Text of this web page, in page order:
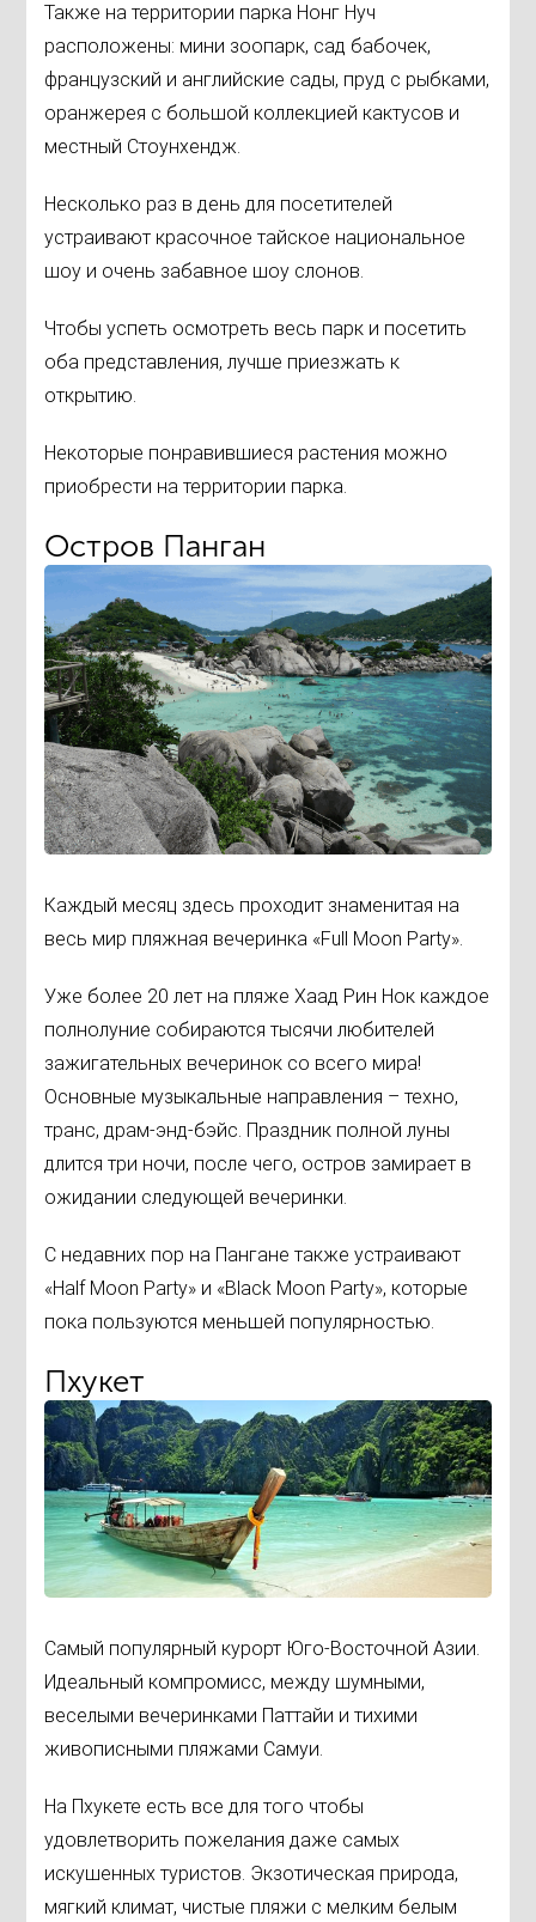
Также на территории парка Нонг Нуч
расположены: мини зоопарк, сад бабочек,
французский и английские сады, пруд с рыбками,
оранжерея с большой коллекцией кактусов и
местный Стоунхендж.
Несколько раз в день для посетителей
устраивают красочное тайское национальное
шоу и очень забавное шоу слонов.
Чтобы успеть осмотреть весь парк и посетить
оба представления, лучше приезжать к
открытию.
Некоторые понравившиеся растения можно
приобрести на территории парка.
Остров Панган
Каждый месяц здесь проходит знаменитая на
весь мир пляжная вечеринка «Full Moon Party».
Уже более 20 лет на пляже Хаад Рин Нок каждое
полнолуние собираются тысячи любителей
зажигательных вечеринок со всего мира!
Основные музыкальные направления – техно,
транс, драм-энд-бэйс. Праздник полной луны
длится три ночи, после чего, остров замирает в
ожидании следующей вечеринки.
С недавних пор на Пангане также устраивают
«Half Moon Party» и «Black Moon Party», которые
пока пользуются меньшей популярностью.
Пхукет
Самый популярный курорт Юго-Восточной Азии.
Идеальный компромисс, между шумными,
веселыми вечеринками Паттайи и тихими
живописными пляжами Самуи.
На Пхукете есть все для того чтобы
удовлетворить пожелания даже самых
искушенных туристов. Экзотическая природа,
мягкий климат, чистые пляжи с мелким белым